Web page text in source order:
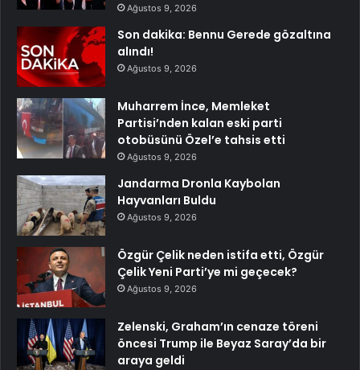
Ağustos 9, 2026
Son dakika: Bennu Gerede gözaltına
alındı!
Ağustos 9, 2026
Muharrem İnce, Memleket
Partisi’nden kalan eski parti
otobüsünü Özel’e tahsis etti
Ağustos 9, 2026
Jandarma Dronla Kaybolan
Hayvanları Buldu
Ağustos 9, 2026
Özgür Çelik neden istifa etti, Özgür
Çelik Yeni Parti’ye mi geçecek?
Ağustos 9, 2026
Zelenski, Graham’ın cenaze töreni
öncesi Trump ile Beyaz Saray’da bir
araya geldi